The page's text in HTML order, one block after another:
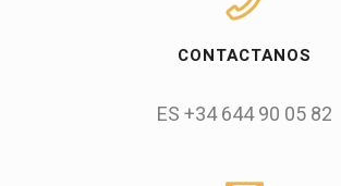
CONTACTANOS
ES +34 644 90 05 82